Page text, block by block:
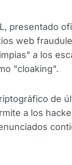
presentado
web
a los
"cloaking".
de
a los